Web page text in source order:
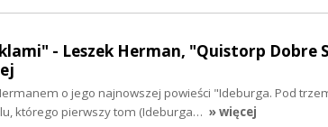
- Leszek Herman, "Quistorp Dobre
o jego najnowszej powieści "Ideburga. Pod
którego pierwszy tom (Ideburga… » więcej